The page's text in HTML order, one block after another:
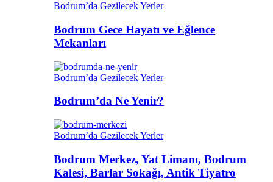
Bodrum’da Gezilecek Yerler
Bodrum Gece Hayatı ve Eğlence
Mekanları
Bodrum’da Gezilecek Yerler
Bodrum’da Ne Yenir?
Bodrum’da Gezilecek Yerler
Bodrum Merkez, Yat Limanı, Bodrum
Kalesi, Barlar Sokağı, Antik Tiyatro